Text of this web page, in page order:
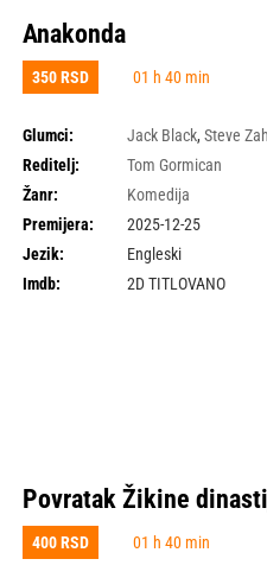
Anakonda
350 RSD 01 h 40 min
Glumci: Jack Black, Steve
Reditelj:
Tom Gormican
Žanr:
Komedija
Premijera:
2025-12-25
Jezik:
Engleski
Imdb:
2D TITLOVANO
Povratak Žikine
400 RSD 01 h 40 min